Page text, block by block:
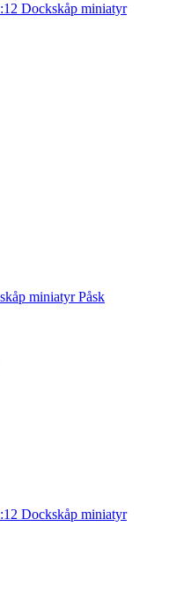
Dockskåp miniatyr
miniatyr Påsk
Dockskåp miniatyr